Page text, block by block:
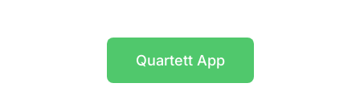
Quartett App